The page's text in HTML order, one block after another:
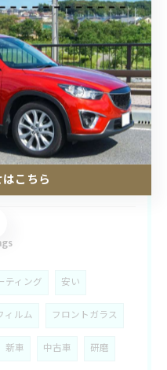
2026/08/04
カーフィルムの寿命と耐久年数を埼玉県で後悔しない選び方徹底ガイド
2026/08/03
ティング 安い
ィルム フロントガラス
新車 中古車 研磨
こちら
こちら